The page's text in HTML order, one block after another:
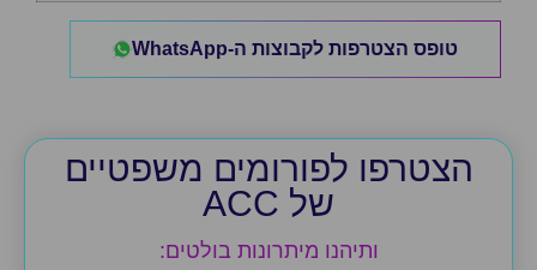
טופס הצטרפות לקבוצות ה-WhatsApp
הצטרפו לפורומים משפטיים
של ACC
ותיהנו מיתרונות בולטים: